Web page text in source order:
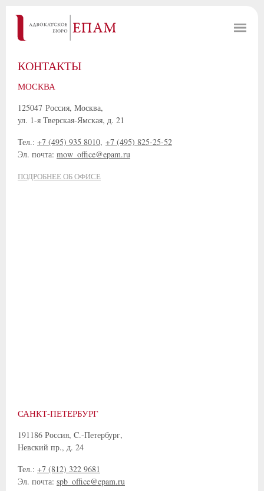
КОНТАКТЫ
МОСКВА
125047 Россия, Москва,
ул. 1-я Тверская-Ямская, д. 21
Тел.: +7 (495) 935 8010, +7 (495) 825-25-52
Эл. почта: mow_office@epam.ru
ПОДРОБНЕЕ ОБ ОФИСЕ
САНКТ-ПЕТЕРБУРГ
191186 Россия, C.-Петербург,
Невский пр., д. 24
Тел.: +7 (812) 322 9681
Эл. почта: spb_office@epam.ru